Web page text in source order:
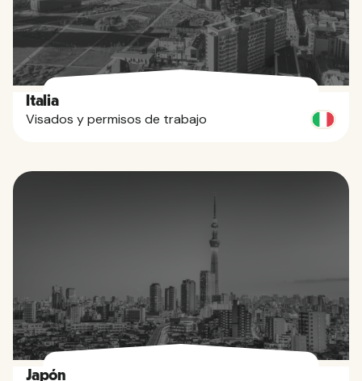
Italia
Visados y permisos de trabajo
Japón